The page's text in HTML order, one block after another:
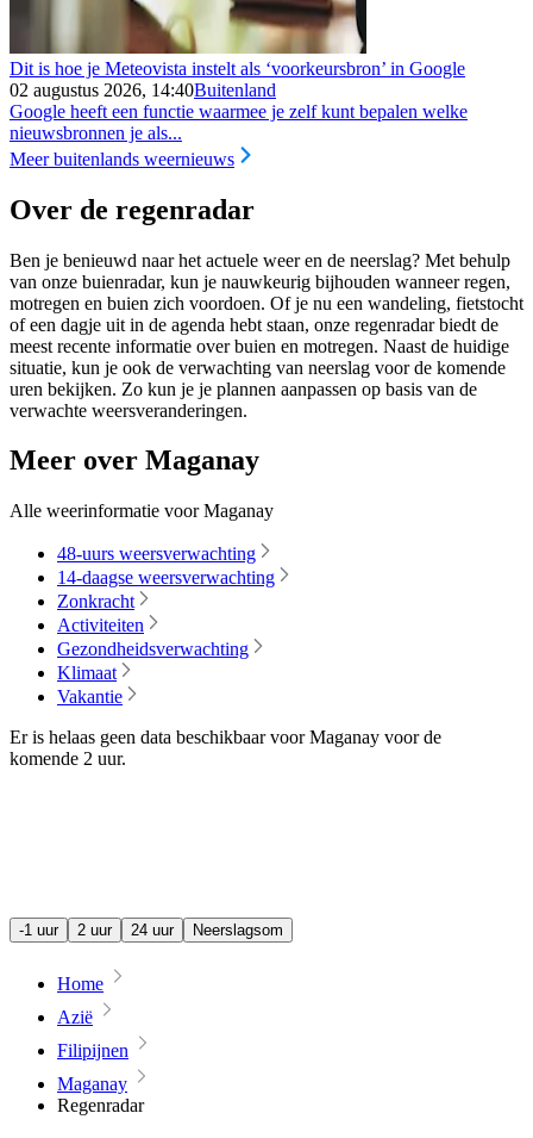
Dit is hoe je Meteovista instelt als ‘voorkeursbron’ in Google
02 augustus 2026, 14:40Buitenland
Google heeft een functie waarmee je zelf kunt bepalen welke
nieuwsbronnen je als...
Meer buitenlands weernieuws
Over de regenradar
Ben je benieuwd naar het actuele weer en de neerslag? Met behulp
van onze buienradar, kun je nauwkeurig bijhouden wanneer regen,
motregen en buien zich voordoen. Of je nu een wandeling, fietstocht
of een dagje uit in de agenda hebt staan, onze regenradar biedt de
meest recente informatie over buien en motregen. Naast de huidige
situatie, kun je ook de verwachting van neerslag voor de komende
uren bekijken. Zo kun je je plannen aanpassen op basis van de
verwachte weersveranderingen.
Meer over Maganay
Alle weerinformatie voor Maganay
48-uurs weersverwachting
14-daagse weersverwachting
Zonkracht
Activiteiten
Gezondheidsverwachting
Klimaat
Vakantie
Er is helaas geen data beschikbaar voor Maganay voor de
komende 2 uur.
-1 uur 2 uur 24 uur Neerslagsom
Home
Azië
Filipijnen
Maganay
Regenradar